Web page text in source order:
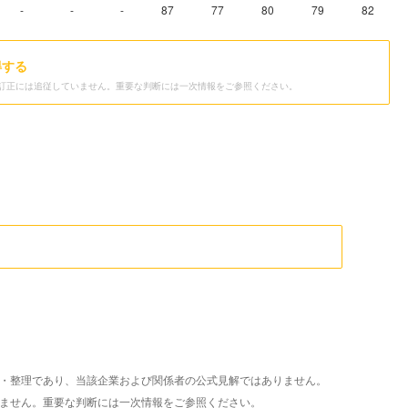
- - - 87 77 80 79 82
る
には追従していません。重要な判断には一次情報をご参照ください。
理であり、当該企業および関係者の公式見解ではありません。
ん。重要な判断には一次情報をご参照ください。